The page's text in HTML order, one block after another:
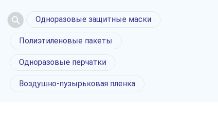
Одноразовые защитные маски
Полиэтиленовые пакеты
Одноразовые перчатки
Воздушно-пузырьковая пленка